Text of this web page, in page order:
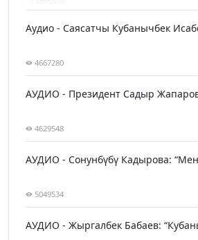
Аудио - Саясатчы Кубанычбек
4667280
АУДИО - Президент Садыр
4629548
АУДИО - Сонунбүбү Кадырова:
5049534
АУДИО - Жыргалбек Бабаев: